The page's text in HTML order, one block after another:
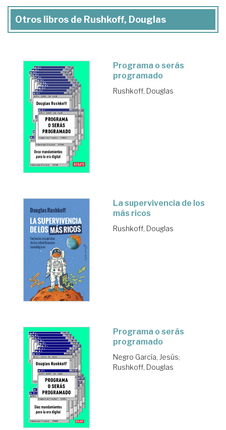
Otros libros de Rushkoff, Douglas
Programa o serás
programado
Rushkoff, Douglas
La supervivencia de los
más ricos
Rushkoff, Douglas
Programa o serás
programado
Negro García, Jesús;
Rushkoff, Douglas